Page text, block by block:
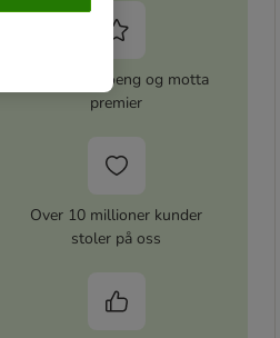
Samle zooPoeng og motta
premier
Over 10 millioner kunder
stoler på oss